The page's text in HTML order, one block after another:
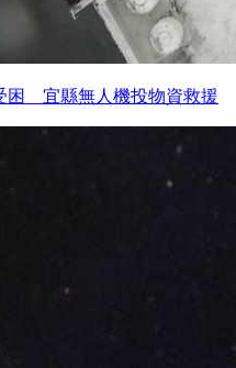
困 宜縣無人機投物資救援